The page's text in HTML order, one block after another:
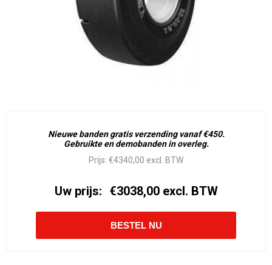
Nieuwe banden gratis verzending vanaf €450.
Gebruikte en demobanden in overleg.
Prijs: €4340,00 excl. BTW
Uw prijs: €3038,00 excl. BTW